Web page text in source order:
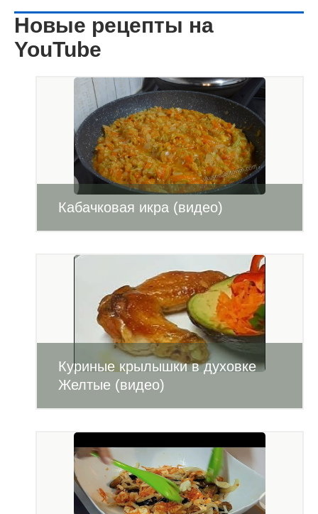
Новые рецепты на
YouTube
Кабачковая икра (видео)
Куриные крылышки в духовке
Желтые (видео)